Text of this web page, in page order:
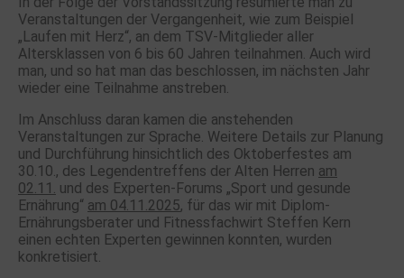
Veranstaltungen der Vergangenheit, wie zum Beispiel
„Laufen mit Herz“, an dem TSV-Mitglieder aller
Altersklassen von 6 bis 60 Jahren teilnahmen. Auch wird
man, und so hat man das beschlossen, im nächsten Jahr
wieder eine Teilnahme anstreben.
Im Anschluss daran kamen die anstehenden
Veranstaltungen zur Sprache. Weitere Details zur Planung
und Durchführung hinsichtlich des Oktoberfestes am
30.10., des Legendentreffens der Alten Herren am
02.11. und des Experten-Forums „Sport und gesunde
Ernährung“ am 04.11.2025, für das wir mit Diplom-
Ernährungsberater und Fitnessfachwirt Steffen Kern
einen echten Experten gewinnen konnten, wurden
konkretisiert.